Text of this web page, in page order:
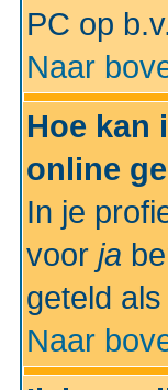
PC op
Naar
Hoe kan
online
In je
voor ja
geteld
Naar